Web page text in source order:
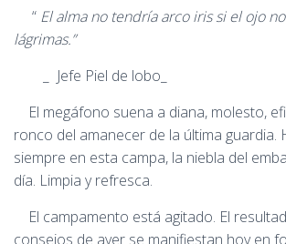
“ El alma no tendría arco iris si el ojo
lágrimas.”
_ Jefe Piel de lobo_
El megáfono suena a diana, molesto,
ronco del amanecer de la última guardia.
siempre en esta campa, la niebla del
día. Limpia y refresca.
El campamento está agitado. El
consejos de ayer se manifiestan hoy en